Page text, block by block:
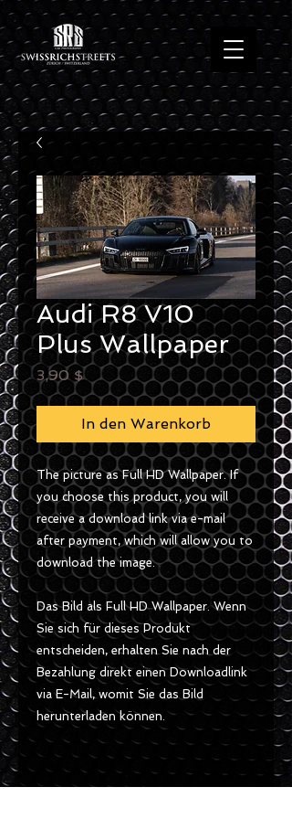
Audi R8 V10
Plus Wallpaper
3,90 $Preis
In den Warenkorb
The picture as Full HD Wallpaper. If
you choose this product, you will
receive a download link via e-mail
after payment, which will allow you to
download the image.
Das Bild als Full HD Wallpaper. Wenn
Sie sich für dieses Produkt
entscheiden, erhalten Sie nach der
Bezahlung direkt einen Downloadlink
via E-Mail, womit Sie das Bild
herunterladen können.